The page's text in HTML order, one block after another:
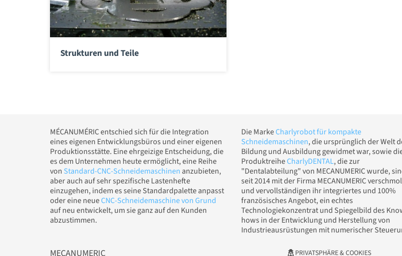
Strukturen und Teile
MÉCANUMÉRIC entschied sich für die Integration
eines eigenen Entwicklungsbüros und einer eigenen
Produktionsstätte. Eine ehrgeizige Entscheidung, die
es dem Unternehmen heute ermöglicht, eine Reihe
von Standard-CNC-Schneidemaschinen anzubieten,
aber auch auf sehr spezifische Lastenhefte
einzugehen, indem es seine Standardpalette anpasst
oder eine neueCNC-Schneidemaschine von Grund
auf neu entwickelt, um sie ganz auf den Kunden
abzustimmen.
Die MarkeCharlyrobot für kompakte
Schneidemaschinen, die ursprünglich der Welt
Bildung und Ausbildung gewidmet war, sowie
ProduktreiheCharlyDENTAL, die zur
"Dentalabteilung" von MECANUMERIC wurde,
seit 2014 mit der Firma MECANUMERIC
und vervollständigen ihr integriertes und 100%
französisches Angebot, ein echtes
Technologiekonzentrat und Spiegelbild des
hows in der Entwicklung und Herstellung von
Industrieausrüstungen mit numerischer
MECANUMERIC PRIVATSPHÄRE & COOKIES